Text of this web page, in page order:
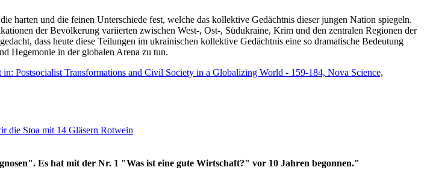
harten und die feinen Unterschiede fest, welche das kollektive Gedächtnis dieser jungen Nation spiegeln.
der Bevölkerung variierten zwischen West-, Ost-, Südukraine, Krim und den zentralen Regionen der
dass heute diese Teilungen im ukrainischen kollektive Gedächtnis eine so dramatische Bedeutung
Hegemonie in der globalen Arena zu tun.
Postsocialist Transformations and Civil Society in a Globalizing World - 159-184, Nova Science,
die Stoa mit 14 Gläsern Rotwein
Es hat mit der Nr. 1 "Was ist eine gute Wirtschaft?" vor 10 Jahren begonnen."